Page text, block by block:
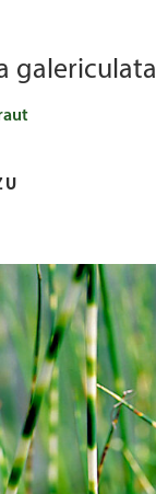
galericulata